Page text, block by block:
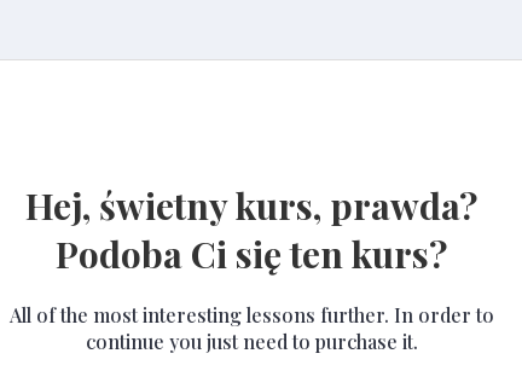
Hej, świetny kurs, prawda?
Podoba Ci się ten kurs?
All of the most interesting lessons further. In order to
continue you just need to purchase it.